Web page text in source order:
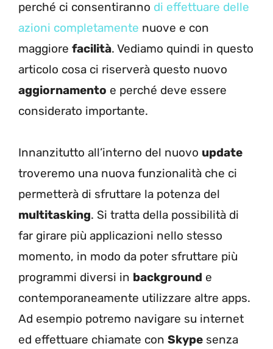
perché ci consentiranno di effettuare delle
azioni completamente nuove e con
maggiore facilità. Vediamo quindi in questo
articolo cosa ci riserverà questo nuovo
aggiornamento e perché deve essere
considerato importante.
Innanzitutto all’interno del nuovo update
troveremo una nuova funzionalità che ci
permetterà di sfruttare la potenza del
multitasking. Si tratta della possibilità di
far girare più applicazioni nello stesso
momento, in modo da poter sfruttare più
programmi diversi in background e
contemporaneamente utilizzare altre apps.
Ad esempio potremo navigare su internet
ed effettuare chiamate con Skype senza